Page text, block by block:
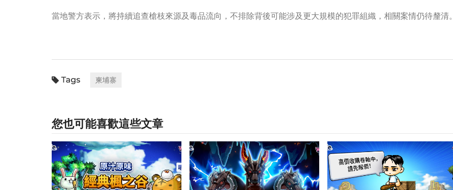
當地警方表示，將持續追查槍枝來源及毒品流向，不排除背後可能涉及更大規模的犯罪組織，相關案情仍待釐清。
柬埔寨
您也可能喜歡這些文章